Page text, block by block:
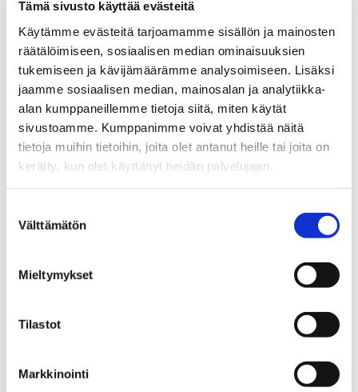
Tämä sivusto käyttää evästeitä
Käytämme evästeitä tarjoamamme sisällön ja mainosten
räätälöimiseen, sosiaalisen median ominaisuuksien
tukemiseen ja kävijämäärämme analysoimiseen. Lisäksi
jaamme sosiaalisen median, mainosalan ja analytiikka-
alan kumppaneillemme tietoja siitä, miten käytät
sivustoamme. Kumppanimme voivat yhdistää näitä
tietoja muihin tietoihin, joita olet antanut heille tai joita on
kerätty, kun olet käyttänyt heidän palvelujaan.
valinta
Välttämätön
Mieltymykset
Tilastot
Markkinointi
– Loppuvuoden osalta talouden näkymät ja odotukset ovat
varsin karut. Silti on tärkeää muistaa, ettäasuntokauppoja
tehdään koko ajan, eikä markkina ole kuolemassa tai
romahtamassa. Ihmisillä on aina omaan asumiseensa
liittyviä tarpeita. Tässä hetkessä korostuvat perusasiat niin
uuden kuin vanhankin asunnon hankinnassa. Asunnon ja
asumisen kustannukset on syytä selvittää pitkälle
tulevaisuuteen huolellisesti ennen kaupantekoa.
– Edelleen asunnon hankinnassa omaisuuden turvan
energiatehokkuutta tänä päivänä unohtamatta,
korostavat
Carl Michael Hatanmaa